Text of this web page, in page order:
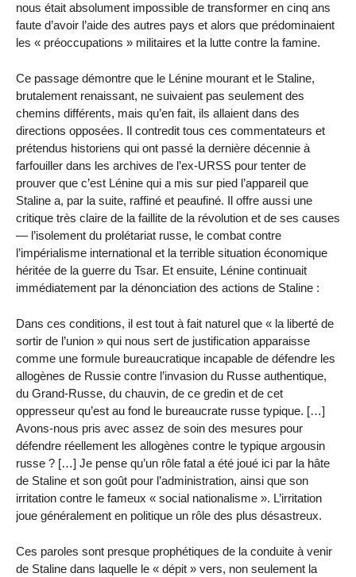
nous était absolument impossible de transformer en cinq ans
faute d’avoir l’aide des autres pays et alors que prédominaient
les « préoccupations » militaires et la lutte contre la famine.
Ce passage démontre que le Lénine mourant et le Staline,
brutalement renaissant, ne suivaient pas seulement des
chemins différents, mais qu’en fait, ils allaient dans des
directions opposées. Il contredit tous ces commentateurs et
prétendus historiens qui ont passé la dernière décennie à
farfouiller dans les archives de l’ex-URSS pour tenter de
prouver que c’est Lénine qui a mis sur pied l’appareil que
Staline a, par la suite, raffiné et peaufiné. Il offre aussi une
critique très claire de la faillite de la révolution et de ses causes
— l’isolement du prolétariat russe, le combat contre
l’impérialisme international et la terrible situation économique
héritée de la guerre du Tsar. Et ensuite, Lénine continuait
immédiatement par la dénonciation des actions de Staline :
Dans ces conditions, il est tout à fait naturel que « la liberté de
sortir de l’union » qui nous sert de justification apparaisse
comme une formule bureaucratique incapable de défendre les
allogènes de Russie contre l’invasion du Russe authentique,
du Grand-Russe, du chauvin, de ce gredin et de cet
oppresseur qu’est au fond le bureaucrate russe typique. […]
Avons-nous pris avec assez de soin des mesures pour
défendre réellement les allogènes contre le typique argousin
russe ? […] Je pense qu’un rôle fatal a été joué ici par la hâte
de Staline et son goût pour l’administration, ainsi que son
irritation contre le fameux « social nationalisme ». L’irritation
joue généralement en politique un rôle des plus désastreux.
Ces paroles sont presque prophétiques de la conduite à venir
de Staline dans laquelle le « dépit » vers, non seulement la